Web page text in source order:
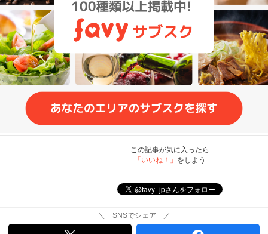
この記事が気に入ったら
「いいね！」 をしよう
＼ SNSでシェア ／